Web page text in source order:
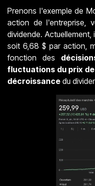
Prenons l'exemple de
action de l'entreprise,
dividende. Actuellement,
soit 6,68 $ par action,
fonction des
fluctuations du prix
décroissance du